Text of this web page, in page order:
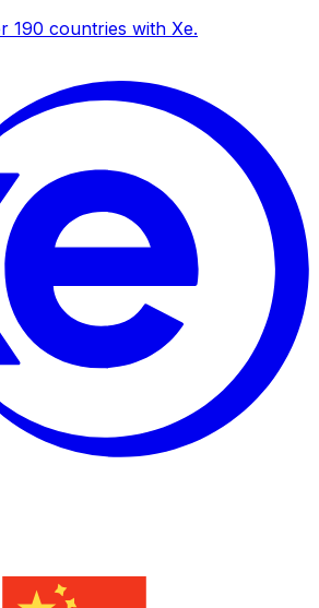
190 countries with Xe.